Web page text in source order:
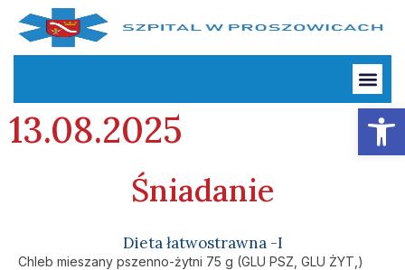
13.08.2025
Śniadanie
Dieta łatwostrawna -I
Chleb mieszany pszenno-żytni 75 g (GLU PSZ, GLU ŻYT,)